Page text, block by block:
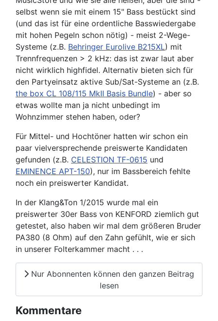
selbst wenn sie mit einem 15" Bass bestückt sind
(und das ist für eine ordentliche Basswiedergabe
mit hohen Pegeln schon nötig) - meist 2-Wege-
Systeme (z.B. Behringer Eurolive B215XL) mit
Trennfrequenzen > 2 kHz: das ist zwar laut aber
nicht wirklich highfidel. Alternativ bieten sich für
den Partyeinsatz aktive Sub/Sat-Systeme an (z.B.
the box CL 108/115 MkII Basis Bundle) - aber so
etwas wollte man ja nicht unbedingt im
Wohnzimmer stehen haben, oder?
Für Mittel- und Hochtöner hatten wir schon ein
paar vielversprechende preiswerte Kandidaten
gefunden (z.B. CELESTION TF-0615 und
EMINENCE APT-150), nur im Bassbereich fehlte
noch ein preiswerter Kandidat.
In der Klang&Ton 1/2015 wurde mal ein
preiswerter 30er Bass von KENFORD ziemlich gut
getestet, also haben wir mal dem größeren Bruder
PA380 (8 Ohm) auf den Zahn gefühlt, wie er sich
in unserer Folterkammer macht . . .
Nur Abonnenten können den ganzen Beitrag
lesen
Kommentare